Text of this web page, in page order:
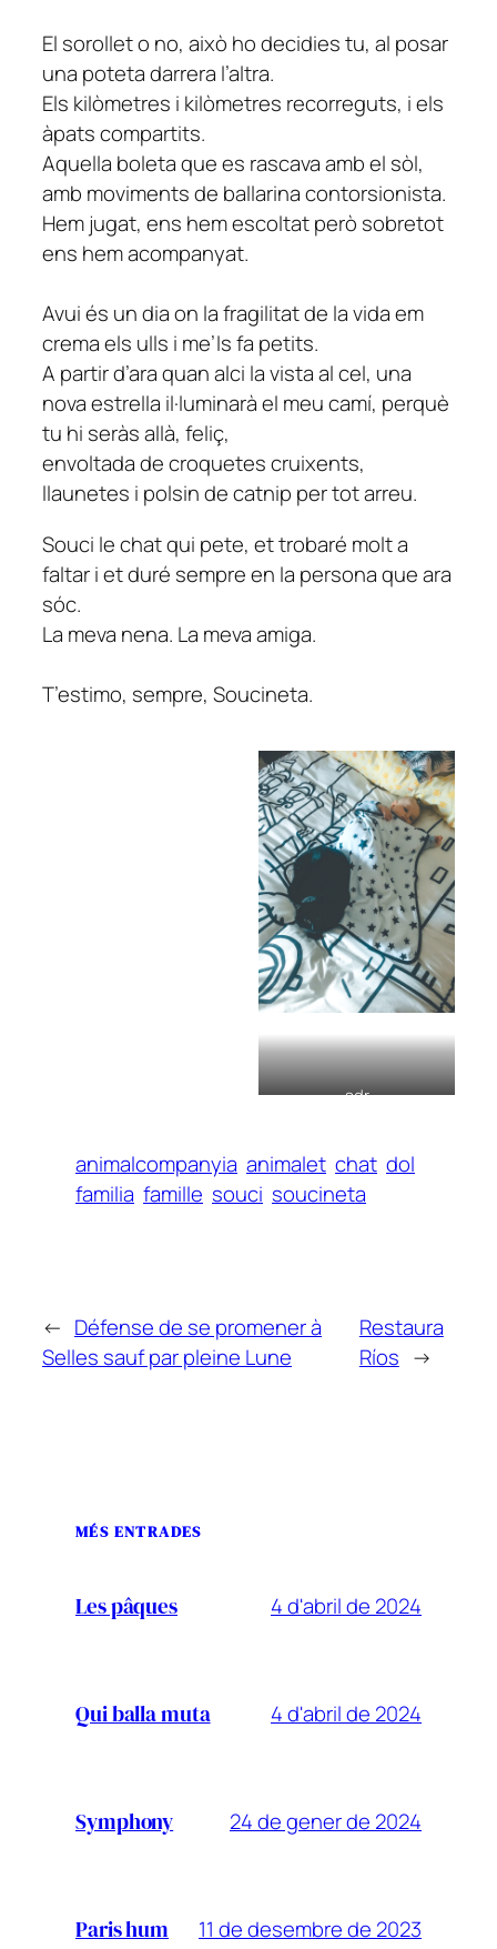
El sorollet o no, això ho decidies tu, al posar
una poteta darrera l’altra.
Els kilòmetres i kilòmetres recorreguts, i els
àpats compartits.
Aquella boleta que es rascava amb el sòl,
amb moviments de ballarina contorsionista.
Hem jugat, ens hem escoltat però sobretot
ens hem acompanyat.
Avui és un dia on la fragilitat de la vida em
crema els ulls i me’ls fa petits.
A partir d’ara quan alci la vista al cel, una
nova estrella il·luminarà el meu camí, perquè
tu hi seràs allà, feliç,
envoltada de croquetes cruixents,
llaunetes i polsin de catnip per tot arreu.
Souci le chat qui pete, et trobaré molt a
faltar i et duré sempre en la persona que ara
sóc.
La meva nena. La meva amiga.
T’estimo, sempre, Soucineta.
sdr
animalcompanyia animalet chat dol
familia famille souci soucineta
← Défense de se promener à
Selles sauf par pleine Lune
Restaura
Ríos →
MÉS ENTRADES
Les pâques 4 d'abril de 2024
Qui balla muta 4 d'abril de 2024
Symphony 24 de gener de 2024
Paris hum 11 de desembre de 2023